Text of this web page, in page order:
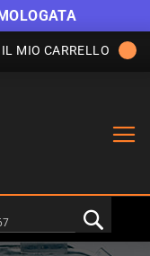
IL MIO CARRELLO